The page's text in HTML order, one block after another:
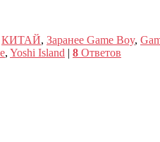
КИТАЙ, Заранее Game Boy,
, Yoshi Island | 8 Ответов